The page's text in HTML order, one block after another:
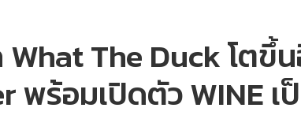
The Duck โตขึ้
พร้อมเปิดตัว WINE